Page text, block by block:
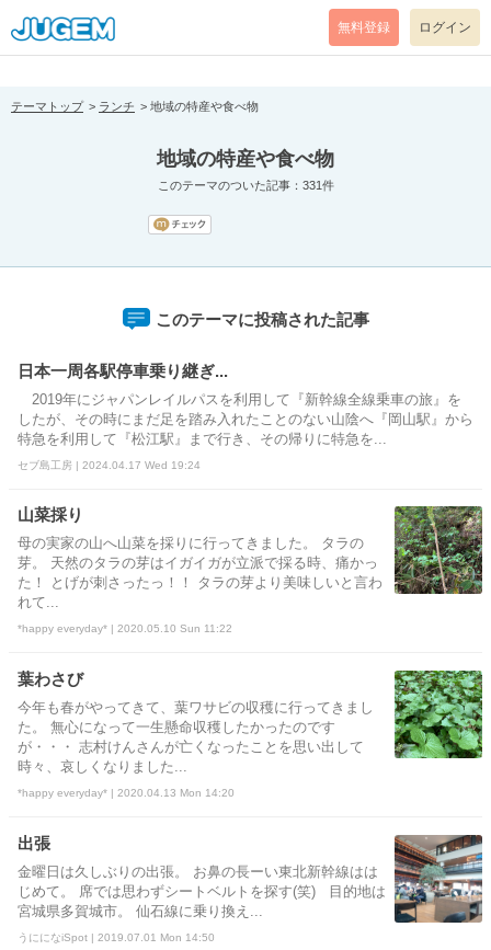
[pear_error: message="Success" code=0 mode=return level=notice
prefix="" info=""]
無料登録 ログイン
テーマトップ ランチ 地域の特産や食べ物
地域の特産や食べ物
このテーマのついた記事：331件
このテーマに投稿された記事
日本一周各駅停車乗り継ぎ...
2019年にジャパンレイルパスを利用して『新幹線全線乗車の旅』を
したが、その時にまだ足を踏み入れたことのない山陰へ『岡山駅』から
特急を利用して『松江駅』まで行き、その帰りに特急を...
セブ島工房 | 2024.04.17 Wed 19:24
山菜採り
母の実家の山へ山菜を採りに行ってきました。 タラの
芽。 天然のタラの芽はイガイガが立派で採る時、痛かっ
た！ とげが刺さったっ！！ タラの芽より美味しいと言わ
れて...
*happy everyday* | 2020.05.10 Sun 11:22
葉わさび
今年も春がやってきて、葉ワサビの収穫に行ってきまし
た。 無心になって一生懸命収穫したかったのです
が・・・ 志村けんさんが亡くなったことを思い出して
時々、哀しくなりました...
*happy everyday* | 2020.04.13 Mon 14:20
出張
金曜日は久しぶりの出張。 お鼻の長ーい東北新幹線はは
じめて。 席では思わずシートベルトを探す(笑) 目的地は
宮城県多賀城市。 仙石線に乗り換え...
うにになiSpot | 2019.07.01 Mon 14:50